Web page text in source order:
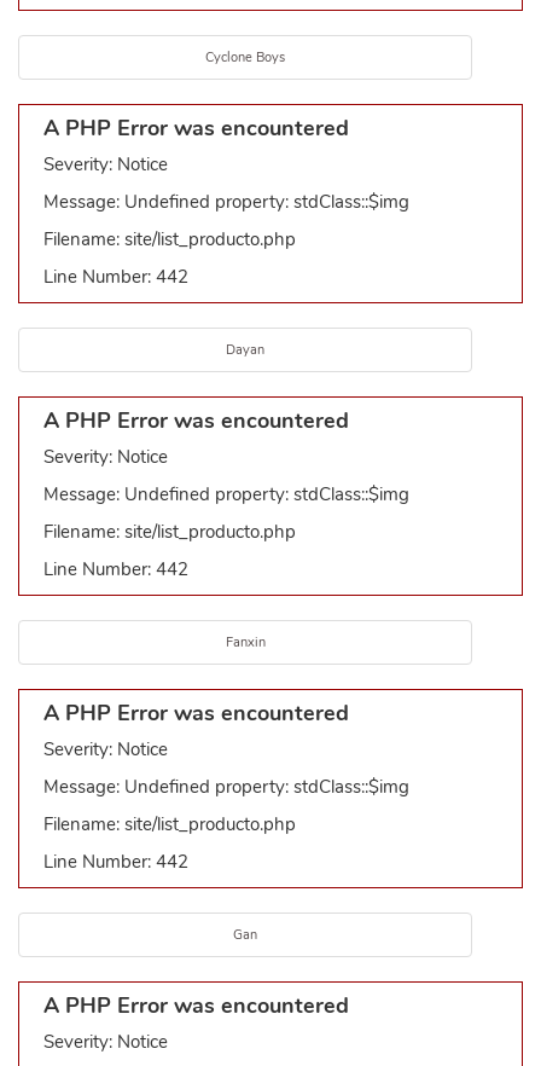
Cyclone Boys
A PHP Error was encountered
Severity: Notice
Message: Undefined property: stdClass::$img
Filename: site/list_producto.php
Line Number: 442
Dayan
A PHP Error was encountered
Severity: Notice
Message: Undefined property: stdClass::$img
Filename: site/list_producto.php
Line Number: 442
Fanxin
A PHP Error was encountered
Severity: Notice
Message: Undefined property: stdClass::$img
Filename: site/list_producto.php
Line Number: 442
Gan
A PHP Error was encountered
Severity: Notice